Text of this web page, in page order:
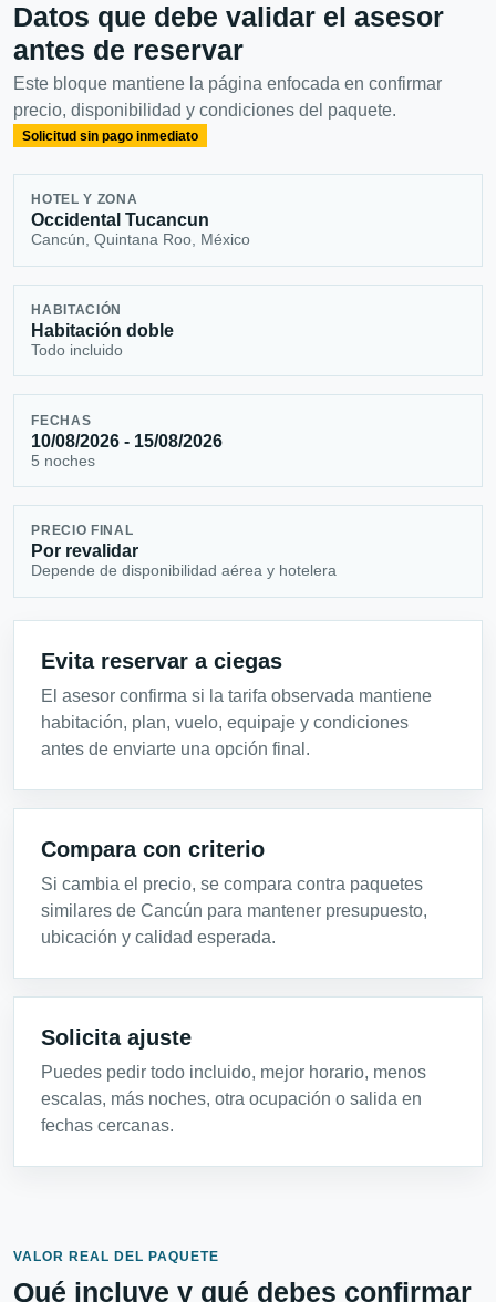
Datos que debe validar el asesor
antes de reservar
Este bloque mantiene la página enfocada en confirmar
precio, disponibilidad y condiciones del paquete.
Solicitud sin pago inmediato
HOTEL Y ZONA
Occidental Tucancun
Cancún, Quintana Roo, México
HABITACIÓN
Habitación doble
Todo incluido
FECHAS
10/08/2026 - 15/08/2026
5 noches
PRECIO FINAL
Por revalidar
Depende de disponibilidad aérea y hotelera
Evita reservar a ciegas
El asesor confirma si la tarifa observada mantiene
habitación, plan, vuelo, equipaje y condiciones
antes de enviarte una opción final.
Compara con criterio
Si cambia el precio, se compara contra paquetes
similares de Cancún para mantener presupuesto,
ubicación y calidad esperada.
Solicita ajuste
Puedes pedir todo incluido, mejor horario, menos
escalas, más noches, otra ocupación o salida en
fechas cercanas.
VALOR REAL DEL PAQUETE
Qué incluye y qué debes confirmar